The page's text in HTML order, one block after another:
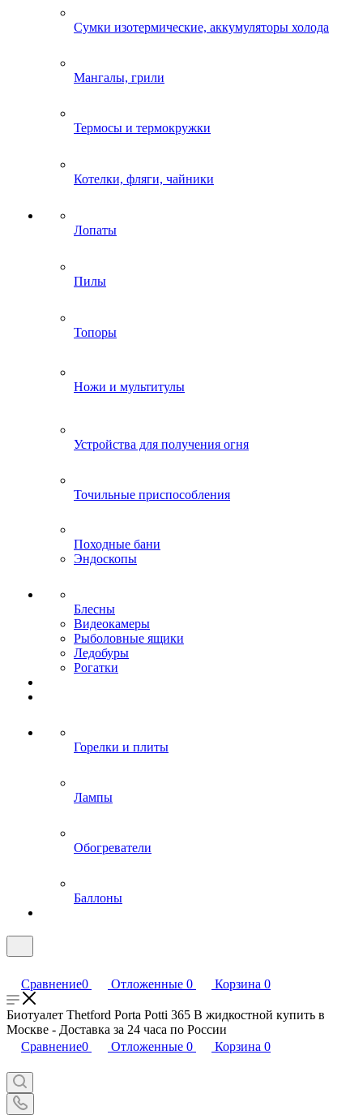
Сумки изотермические, аккумуляторы холода
Мангалы, грили
Термосы и термокружки
Котелки, фляги, чайники
Лопаты
Пилы
Топоры
Ножи и мультитулы
Устройства для получения огня
Точильные приспособления
Походные бани
Эндоскопы
Блесны
Видеокамеры
Рыболовные ящики
Ледобуры
Рогатки
Горелки и плиты
Лампы
Обогреватели
Баллоны
Сравнение0 Отложенные 0 Корзина 0
Биотуалет Thetford Porta Potti 365 B жидкостной купить в
Москве - Доставка за 24 часа по России
Сравнение0 Отложенные 0 Корзина 0